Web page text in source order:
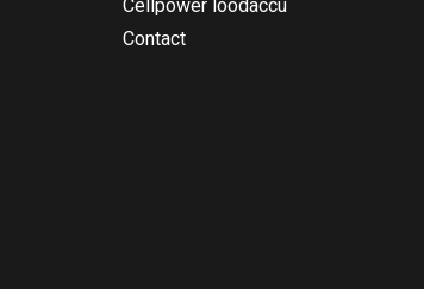
Cellpower loodaccu
Contact